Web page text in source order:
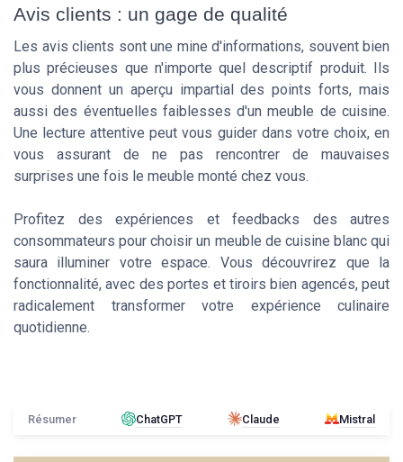
Avis clients : un gage de qualité
Les avis clients sont une mine d'informations, souvent bien
plus précieuses que n'importe quel descriptif produit. Ils
vous donnent un aperçu impartial des points forts, mais
aussi des éventuelles faiblesses d'un meuble de cuisine.
Une lecture attentive peut vous guider dans votre choix, en
vous assurant de ne pas rencontrer de mauvaises
surprises une fois le meuble monté chez vous.
Profitez des expériences et feedbacks des autres
consommateurs pour choisir un meuble de cuisine blanc qui
saura illuminer votre espace. Vous découvrirez que la
fonctionnalité, avec des portes et tiroirs bien agencés, peut
radicalement transformer votre expérience culinaire
quotidienne.
Résumer ChatGPT Claude Mistral